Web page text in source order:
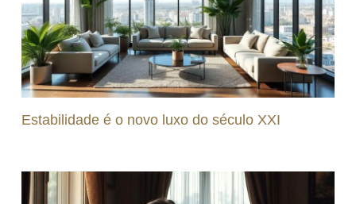
Estabilidade é o novo luxo do século XXI